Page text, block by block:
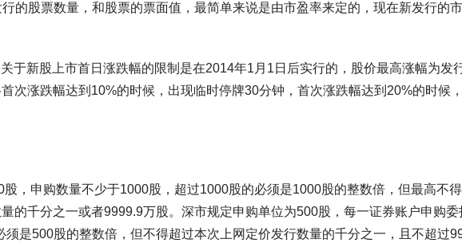
的股票数量，和股票的票面值，最简单来说是由市盈率来定的，现在新发行的市
于新股上市首日涨跌幅的限制是在2014年1月1日后实行的，股价最高涨幅为发
次涨跌幅达到10%的时候，出现临时停牌30分钟，首次涨跌幅达到20%的时候，
，申购数量不少于1000股，超过1000股的必须是1000股的整数倍，但最高不
的千分之一或者9999.9万股。深市规定申购单位为500股，每一证券账户申购委
是500股的整数倍，但不得超过本次上网定价发行数量的千分之一，且不超过